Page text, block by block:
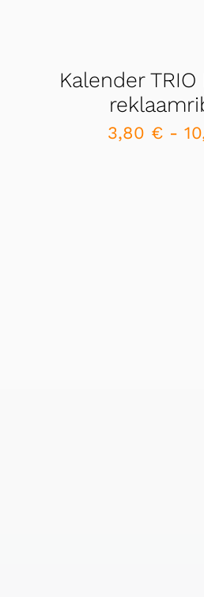
Kalender
3,80 € -